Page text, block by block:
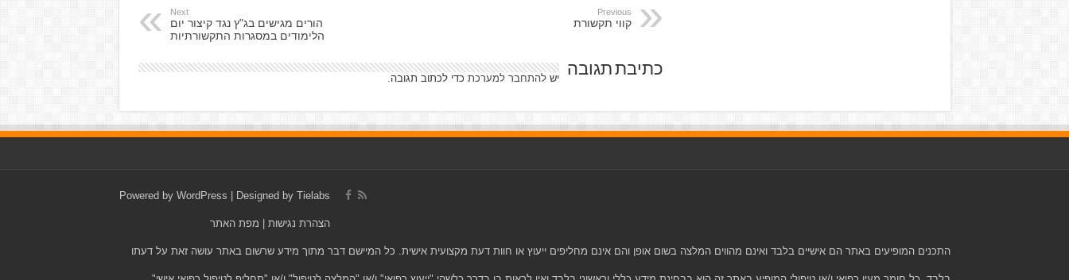
Previous
קווי תקשורת
Next
הורים מגישים בג"ץ נגד קיצור יום
הלימודים במסגרות התקשורתיות
כתיבת תגובה ישלהתחבר למערכת כדי לכתוב תגובה.
Powered by WordPress | Designed by Tielabs
הצהרת נגישות מפת האתר
התכנים המופיעים באתר הם אישיים בלבד ואינם מהווים המלצה בשום אופן והם אינם מחליפים ייעוץ או חוות דעת מקצועית אישית. כל המיישם דבר מתוך מידע שרשום באתר עושה זאת על דעתו